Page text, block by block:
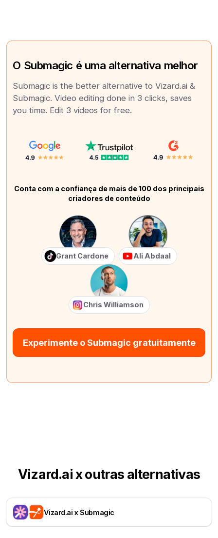
O Submagic é uma alternativa melhor
Submagic is the better alternative to Vizard.ai &
Submagic. Video editing done in 3 clicks, saves
you time. Edit 3 videos for free.
Conta com a confiança de mais de 100 dos principais
criadores de conteúdo
Grant Cardone Ali Abdaal
Chris Williamson
Experimente o Submagic gratuitamente
Vizard.ai x outras alternativas
Vizard.ai x Submagic